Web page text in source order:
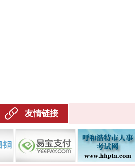
友情链接